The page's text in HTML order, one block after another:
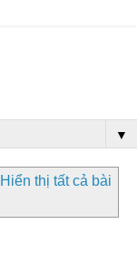
▼
Hiển thị tất cả bài